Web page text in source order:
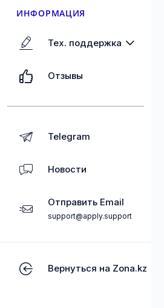
ИНФОРМАЦИЯ
Тех. поддержка
Отзывы
Telegram
Новости
Отправить Email
support@apply.support
Вернуться на Zona.kz